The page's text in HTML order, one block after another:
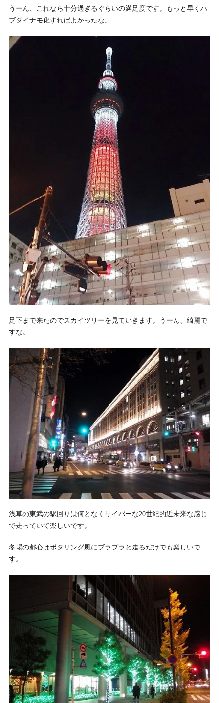
うーん、これなら十分過ぎるぐらいの満足度です。もっと早くハ
ブダイナモ化すればよかったな。
足下まで来たのでスカイツリーを見ていきます。うーん、綺麗で
すな。
浅草の東武の駅回りは何となくサイバーな20世紀的近未来な感じ
で走っていて楽しいです。
冬場の都心はポタリング風にブラブラと走るだけでも楽しいで
す。